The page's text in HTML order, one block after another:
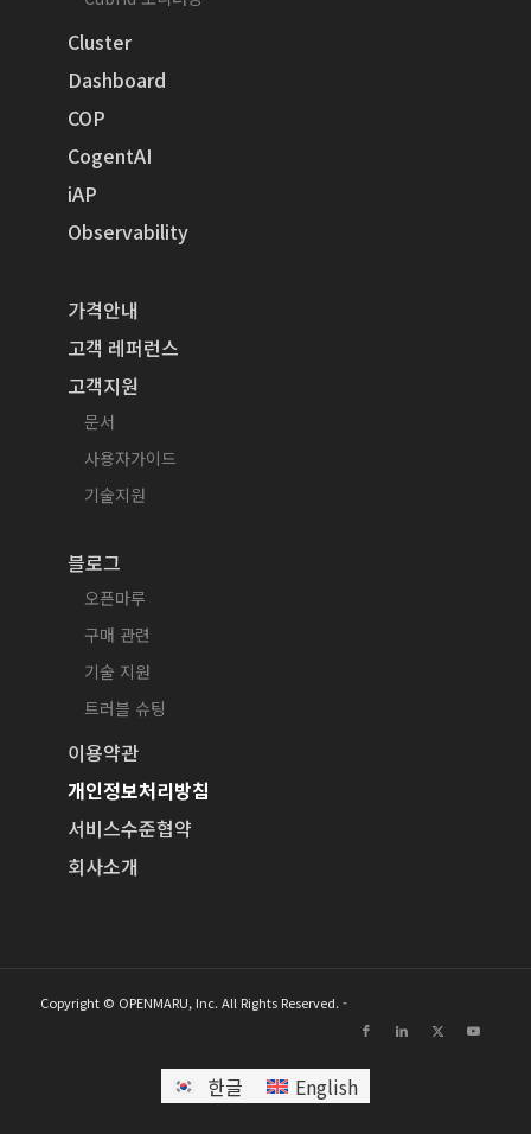
Cluster
Dashboard
COP
CogentAI
iAP
Observability
가격안내
고객 레퍼런스
고객지원
문서
사용자가이드
기술지원
블로그
오픈마루
구매 관련
기술 지원
트러블 슈팅
이용약관
개인정보처리방침
서비스수준협약
회사소개
Copyright © OPENMARU, Inc. All Rights Reserved. -
한글 English